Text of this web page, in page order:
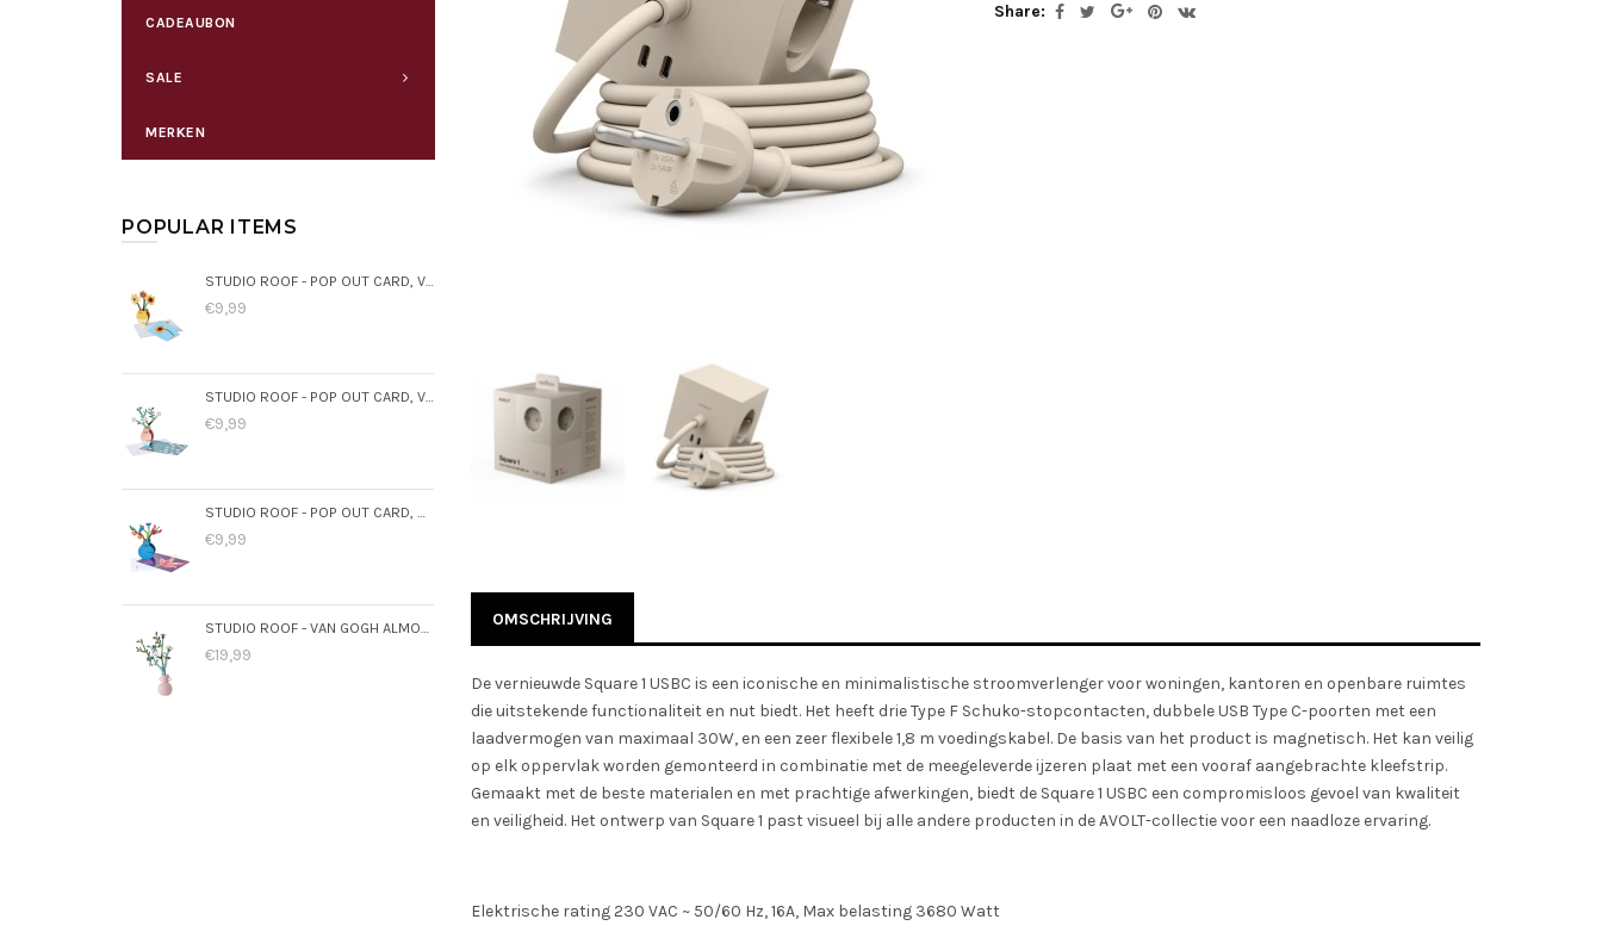
CADEAUBON
SALE
MERKEN
POPULAR ITEMS
STUDIO ROOF - POP OUT CARD, VAN GOGH FLOWERS
€9,99
STUDIO ROOF - POP OUT CARD, VAN GOGH ALMOND BLOSSOM
€9,99
STUDIO ROOF - POP OUT CARD, DUTCH MASTERS BOUQUET
€9,99
STUDIO ROOF - VAN GOGH ALMOND BLOSSOM
€19,99
Share:
OMSCHRIJVING
De vernieuwde Square 1 USBC is een iconische en minimalistische stroomverlenger voor woningen, kantoren en openbare ruimtes
die uitstekende functionaliteit en nut biedt. Het heeft drie Type F Schuko-stopcontacten, dubbele USB Type C-poorten met een
laadvermogen van maximaal 30W, en een zeer flexibele 1,8 m voedingskabel. De basis van het product is magnetisch. Het kan veilig
op elk oppervlak worden gemonteerd in combinatie met de meegeleverde ijzeren plaat met een vooraf aangebrachte kleefstrip.
Gemaakt met de beste materialen en met prachtige afwerkingen, biedt de Square 1 USBC een compromisloos gevoel van kwaliteit
en veiligheid. Het ontwerp van Square 1 past visueel bij alle andere producten in de AVOLT-collectie voor een naadloze ervaring.
Elektrische rating 230 VAC ~ 50/60 Hz, 16A, Max belasting 3680 Watt